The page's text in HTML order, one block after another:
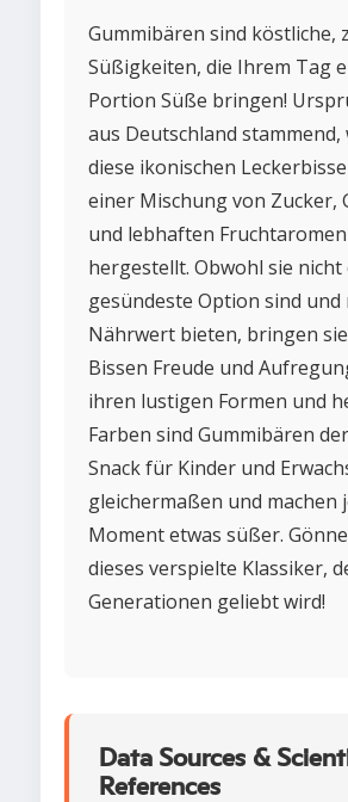
Gummibären sind köstliche,
Süßigkeiten, die Ihrem Tag
Portion Süße bringen!
aus Deutschland stammend,
diese ikonischen
einer Mischung von Zucker,
und lebhaften Fruchtaromen
hergestellt. Obwohl sie nicht
gesündeste Option sind
Nährwert bieten, bringen
Bissen Freude und
ihren lustigen Formen und
Farben sind Gummibären
Snack für Kinder und
gleichermaßen und machen
Moment etwas süßer.
dieses verspielte Klassiker,
Generationen geliebt wird!
Data Sources &
References